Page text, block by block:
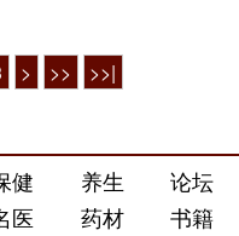
> >> >>|
健 养生
论坛
医 药材
书籍